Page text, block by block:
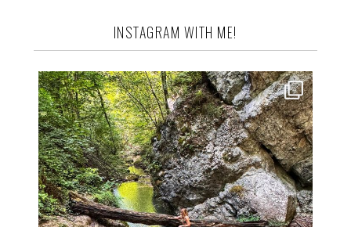
INSTAGRAM WITH ME!